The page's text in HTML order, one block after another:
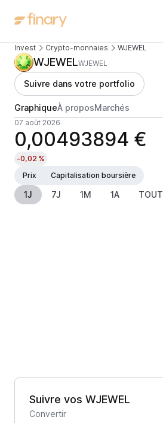
Invest Crypto-monnaies WJEWEL
WJEWELWJEWEL
Suivre dans votre portfolio
GraphiqueÀ proposMarchés
07 août 2026
0,00493894 €
-0,02 %
Prix
Capitalisation boursière
1J 7J 1M 1A TOUT
Suivre vos WJEWEL
Convertir